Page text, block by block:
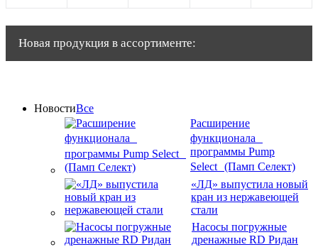
Новая продукция в ассортименте:
НовостиВсе
Расширение
функционала
программы Pump
Select (Памп Селект)
«ЛД» выпустила новый
кран из нержавеющей
стали
Насосы погружные
дренажные RD Ридан